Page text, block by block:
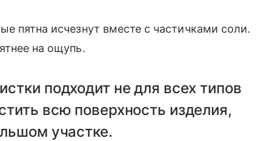
пятна исчезнут вместе с частичками соли.
на ощупь.
подходит не для всех типов
всю поверхность изделия,
участке.